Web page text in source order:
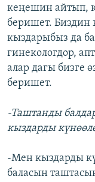
кеңешин айтып,
беришет. Биздин
кыздарыбыз да
гинекологдор,
алар дагы бизге
беришет.
-Таштанды
кыздарды
-Мен кыздарды
баласын